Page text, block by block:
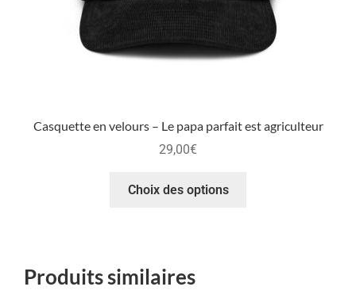
Casquette en velours – Le papa parfait est agriculteur
29,00€
Choix des options
Produits similaires